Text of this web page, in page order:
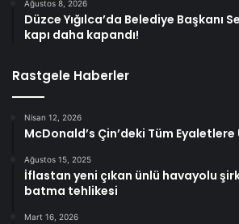
Ağustos 8, 2026
Düzce Yığılca’da Belediye Başkanı
kapı daha kapandı!
Rastgele Haberler
Nisan 12, 2026
McDonald’s Çin’deki Tüm Eyaletlere
Ağustos 15, 2025
İflastan yeni çıkan ünlü havayolu
batma tehlikesi
Mart 16, 2026